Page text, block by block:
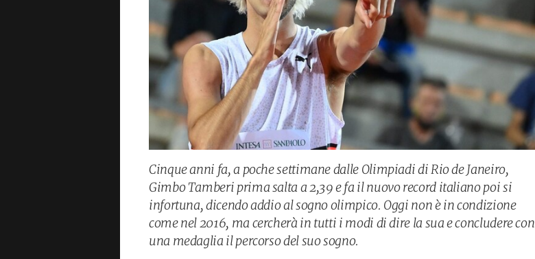
Cinque anni fa, a poche settimane dalle Olimpiadi di Rio de Janeiro,
Gimbo Tamberi prima salta a 2,39 e fa il nuovo record italiano poi si
infortuna, dicendo addio al sogno olimpico. Oggi non è in condizione
come nel 2016, ma cercherà in tutti i modi di dire la sua e concludere con
una medaglia il percorso del suo sogno.